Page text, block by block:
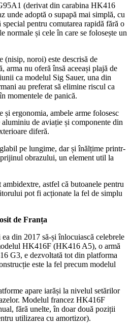
(derivat din carabina HK416
unde adoptă o supapă mai simplă, cu
pentru comutarea rapidă fără o
normale și cele în care se folosește un
noroi) este descrisă de
arma nu oferă însă aceeași plajă de
ca modelul Sig Sauer, una din
au preferat să elimine riscul ca
momentele de panică.
și ergonomia, ambele arme folosesc
de aviație și componente din
diferă.
pe lungime, dar și înălțime printr-
obrazului, un element util la
astfel că butoanele pentru
pot fi acționate la fel de simplu
de Franța
din 2017 să-și înlocuiască celebrele
HK416F (HK416 A5), o armă
G3, e dezvoltată tot din platforma
este la fel precum modelul
apare iarăși la nivelul setărilor
Modelul francez HK416F
fără unelte, în doar două poziții
utilizarea cu amortizor).